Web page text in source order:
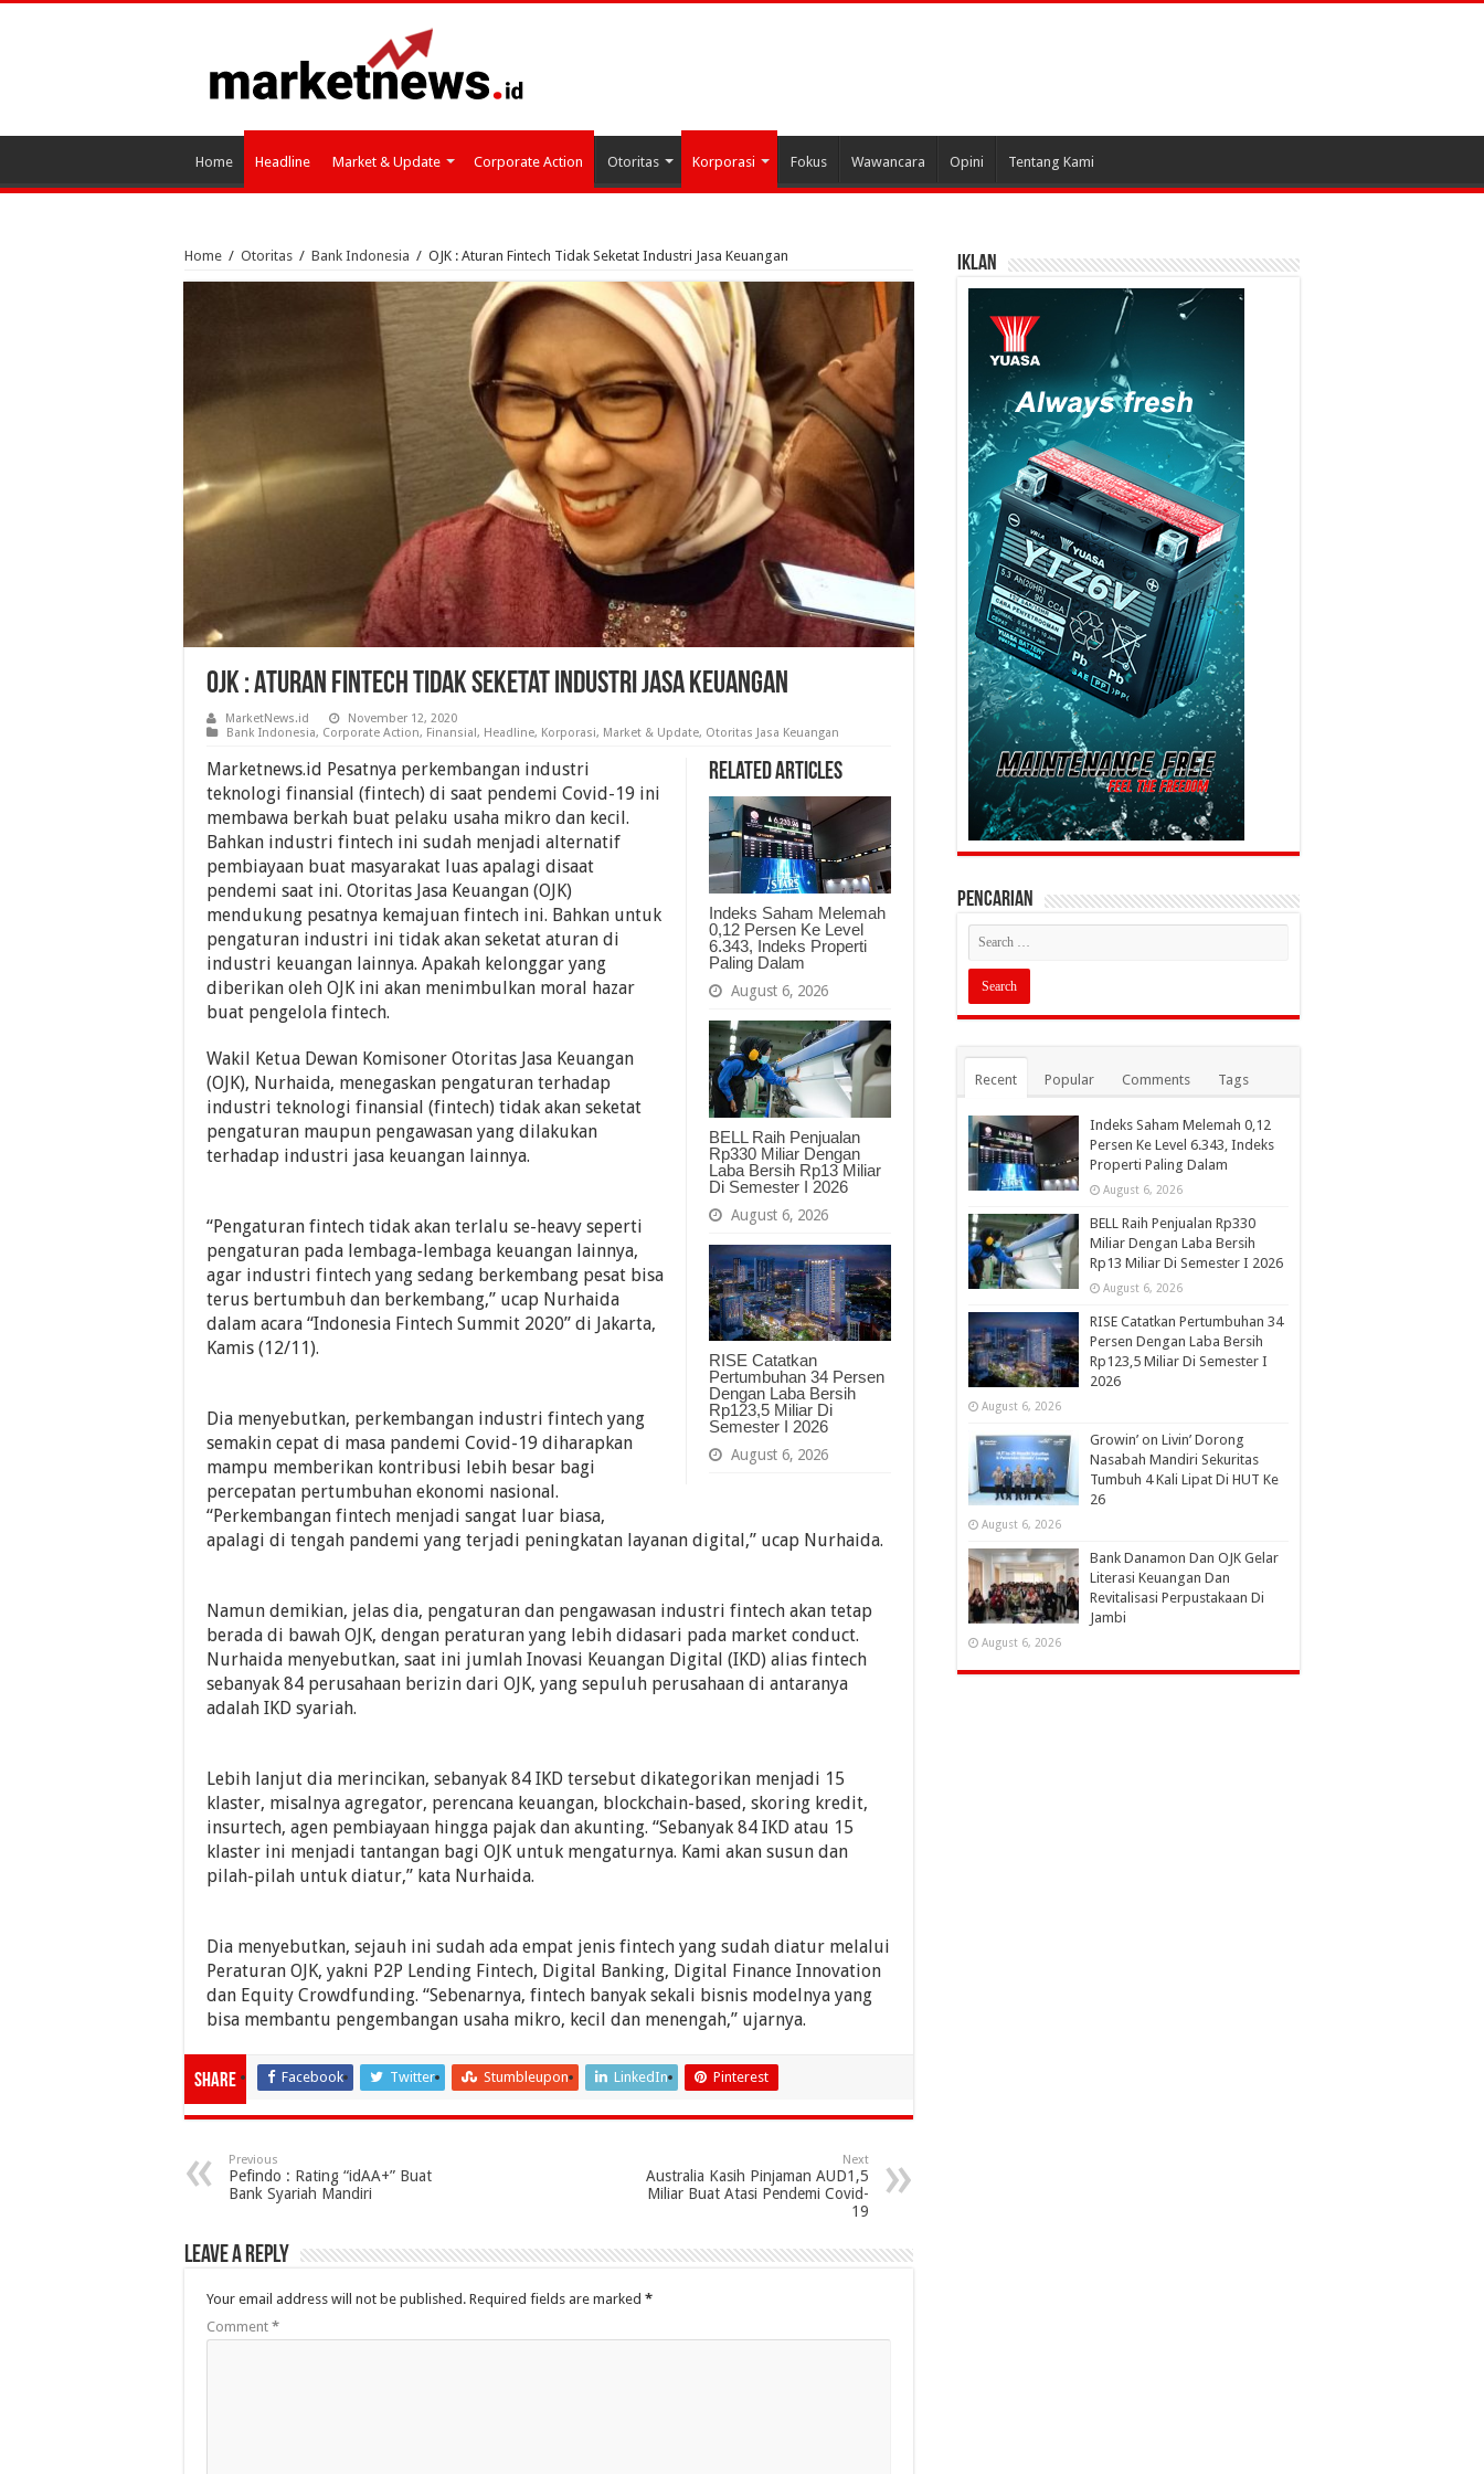
Home Headline Market & Update Corporate Action Otoritas Korporasi Fokus Wawancara Opini Tentang Kami
Home / Otoritas / Bank Indonesia / OJK : Aturan Fintech Tidak Seketat Industri Jasa Keuangan
OJK : Aturan Fintech Tidak Seketat Industri Jasa Keuangan
MarketNews.id
November 12, 2020
Bank Indonesia, Corporate Action, Finansial, Headline, Korporasi, Market & Update, Otoritas Jasa Keuangan
Related Articles
Indeks Saham Melemah
0,12 Persen Ke Level
6.343, Indeks Properti
Paling Dalam
August 6, 2026
BELL Raih Penjualan
Rp330 Miliar Dengan
Laba Bersih Rp13 Miliar
Di Semester I 2026
August 6, 2026
RISE Catatkan
Pertumbuhan 34 Persen
Dengan Laba Bersih
Rp123,5 Miliar Di
Semester I 2026
August 6, 2026
Marketnews.id Pesatnya perkembangan industri
teknologi finansial (fintech) di saat pendemi Covid-19 ini
membawa berkah buat pelaku usaha mikro dan kecil.
Bahkan industri fintech ini sudah menjadi alternatif
pembiayaan buat masyarakat luas apalagi disaat
pendemi saat ini. Otoritas Jasa Keuangan (OJK)
mendukung pesatnya kemajuan fintech ini. Bahkan untuk
pengaturan industri ini tidak akan seketat aturan di
industri keuangan lainnya. Apakah kelonggar yang
diberikan oleh OJK ini akan menimbulkan moral hazar
buat pengelola fintech.
Wakil Ketua Dewan Komisoner Otoritas Jasa Keuangan
(OJK), Nurhaida, menegaskan pengaturan terhadap
industri teknologi finansial (fintech) tidak akan seketat
pengaturan maupun pengawasan yang dilakukan
terhadap industri jasa keuangan lainnya.
“Pengaturan fintech tidak akan terlalu se-heavy seperti
pengaturan pada lembaga-lembaga keuangan lainnya,
agar industri fintech yang sedang berkembang pesat bisa
terus bertumbuh dan berkembang,” ucap Nurhaida
dalam acara “Indonesia Fintech Summit 2020” di Jakarta,
Kamis (12/11).
Dia menyebutkan, perkembangan industri fintech yang
semakin cepat di masa pandemi Covid-19 diharapkan
mampu memberikan kontribusi lebih besar bagi
percepatan pertumbuhan ekonomi nasional.
“Perkembangan fintech menjadi sangat luar biasa,
apalagi di tengah pandemi yang terjadi peningkatan layanan digital,” ucap Nurhaida.
Namun demikian, jelas dia, pengaturan dan pengawasan industri fintech akan tetap
berada di bawah OJK, dengan peraturan yang lebih didasari pada market conduct.
Nurhaida menyebutkan, saat ini jumlah Inovasi Keuangan Digital (IKD) alias fintech
sebanyak 84 perusahaan berizin dari OJK, yang sepuluh perusahaan di antaranya
adalah IKD syariah.
Lebih lanjut dia merincikan, sebanyak 84 IKD tersebut dikategorikan menjadi 15
klaster, misalnya agregator, perencana keuangan, blockchain-based, skoring kredit,
insurtech, agen pembiayaan hingga pajak dan akunting. “Sebanyak 84 IKD atau 15
klaster ini menjadi tantangan bagi OJK untuk mengaturnya. Kami akan susun dan
pilah-pilah untuk diatur,” kata Nurhaida.
Dia menyebutkan, sejauh ini sudah ada empat jenis fintech yang sudah diatur melalui
Peraturan OJK, yakni P2P Lending Fintech, Digital Banking, Digital Finance Innovation
dan Equity Crowdfunding. “Sebenarnya, fintech banyak sekali bisnis modelnya yang
bisa membantu pengembangan usaha mikro, kecil dan menengah,” ujarnya.
Share Facebook Twitter Stumbleupon LinkedIn Pinterest
Previous
Pefindo : Rating “idAA+” Buat
Bank Syariah Mandiri
Next
Australia Kasih Pinjaman AUD1,5
Miliar Buat Atasi Pendemi Covid-
19
Leave a Reply
Your email address will not be published. Required fields are marked *
Comment *
IKLAN
PENCARIAN
Recent Popular Comments Tags
Indeks Saham Melemah 0,12
Persen Ke Level 6.343, Indeks
Properti Paling Dalam
August 6, 2026
BELL Raih Penjualan Rp330
Miliar Dengan Laba Bersih
Rp13 Miliar Di Semester I 2026
August 6, 2026
RISE Catatkan Pertumbuhan 34
Persen Dengan Laba Bersih
Rp123,5 Miliar Di Semester I
2026
August 6, 2026
Growin’ on Livin’ Dorong
Nasabah Mandiri Sekuritas
Tumbuh 4 Kali Lipat Di HUT Ke
26
August 6, 2026
Bank Danamon Dan OJK Gelar
Literasi Keuangan Dan
Revitalisasi Perpustakaan Di
Jambi
August 6, 2026